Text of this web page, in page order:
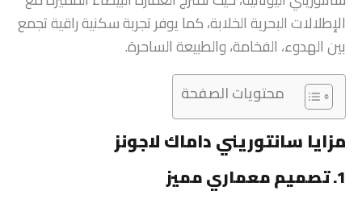
الإطلالات البحرية الخلابة، كما يوفر تجربة سكنية راقية تجمع
بين الهدوء، الفخامة، والطبيعة الساحرة.
محتويات الصفحة
مزايا سانتوريني داماك لاجونز
1. تصميم معماري مميز